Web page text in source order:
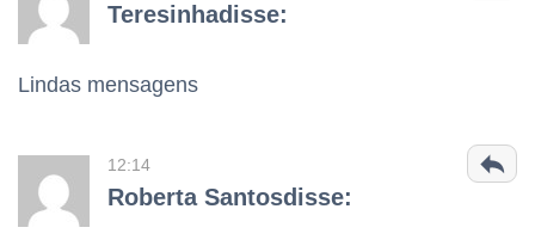
Teresinhadisse:
Lindas mensagens
12:14
Roberta Santosdisse: